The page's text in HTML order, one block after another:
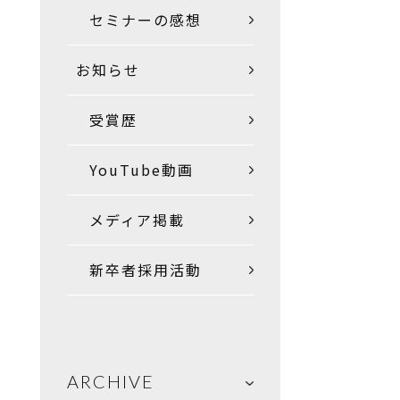
セミナーの感想
お知らせ
受賞歴
YouTube動画
メディア掲載
新卒者採用活動
ARCHIVE